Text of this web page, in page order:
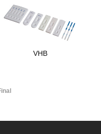
VHB